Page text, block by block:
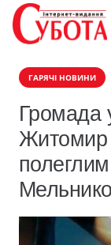
ГАРЯЧІ НОВИНИ
Громада
Житомир